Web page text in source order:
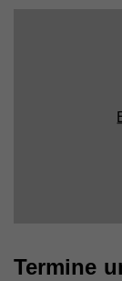
Termine